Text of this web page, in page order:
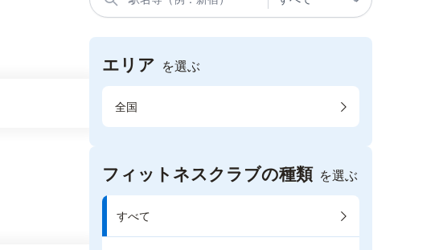
エリア を選ぶ
全国
フィットネスクラブの種類 を選ぶ
すべて